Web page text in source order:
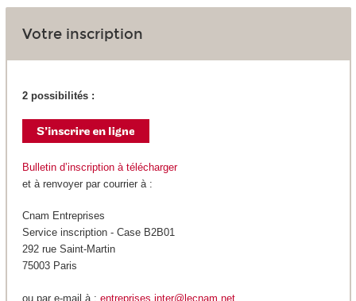
Votre inscription
2 possibilités :
Bulletin d’inscription à télécharger
et à renvoyer par courrier à :
Cnam Entreprises
Service inscription - Case B2B01
292 rue Saint-Martin
75003 Paris
ou par e-mail à : entreprises.inter@lecnam.net